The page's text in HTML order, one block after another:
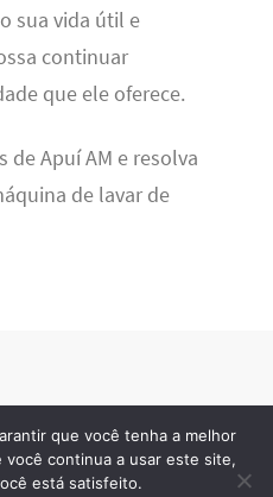
sua vida útil e
continuar
que ele oferece.
de Apuí AM e resolva
de lavar de
os direitos reservados
que você tenha a melhor
continua a usar este site,
está satisfeito.